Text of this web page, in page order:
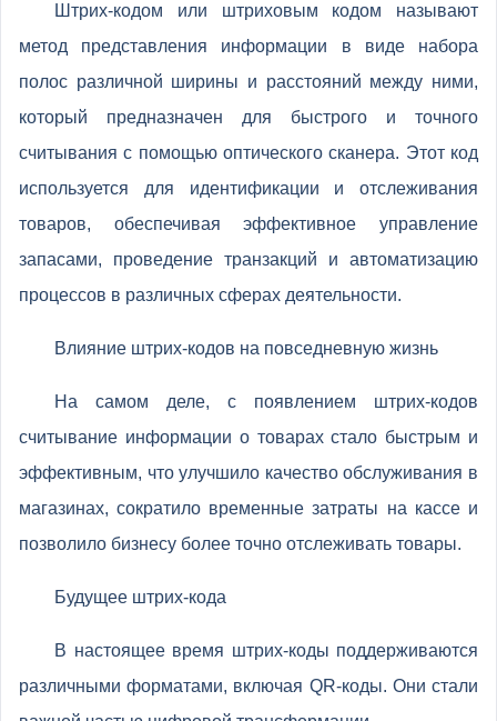
Штрих-кодом или штриховым кодом называют
метод представления информации в виде набора
полос различной ширины и расстояний между ними,
который предназначен для быстрого и точного
считывания с помощью оптического сканера. Этот код
используется для идентификации и отслеживания
товаров, обеспечивая эффективное управление
запасами, проведение транзакций и автоматизацию
процессов в различных сферах деятельности.
Влияние штрих-кодов на повседневную жизнь
На самом деле, с появлением штрих-кодов
считывание информации о товарах стало быстрым и
эффективным, что улучшило качество обслуживания в
магазинах, сократило временные затраты на кассе и
позволило бизнесу более точно отслеживать товары.
Будущее штрих-кода
В настоящее время штрих-коды поддерживаются
различными форматами, включая QR-коды. Они стали